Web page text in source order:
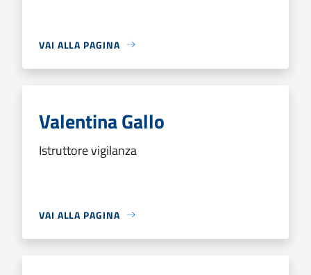
VAI ALLA PAGINA
Valentina Gallo
Istruttore vigilanza
VAI ALLA PAGINA